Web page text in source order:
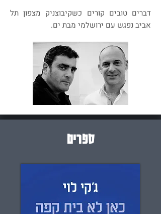
דברים טובים קורים כשקיבוצניק מצפון תל
אביב נפגש עם ירושלמי מבת ים.
ספרים